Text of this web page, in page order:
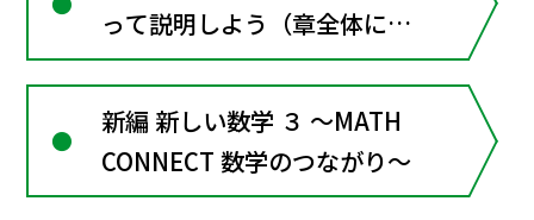
って説明しよう（章全体にか
かわる資料）
新編 新しい数学 ３ ～MATH
CONNECT 数学のつながり～